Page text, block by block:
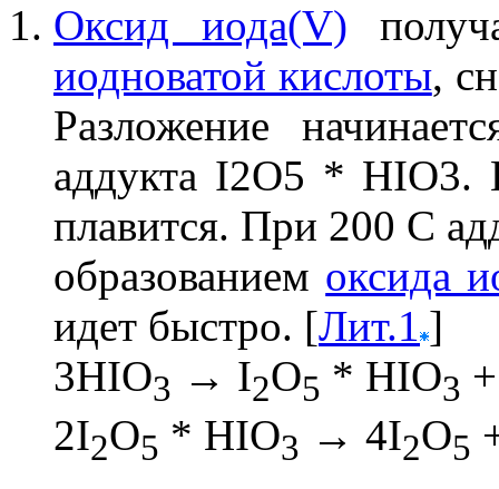
Оксид иода(V)
иодноватой кислоты,
Разложение
аддукта I2O5 *
плавится. При 200 С
образованием оксида
идет быстро. [Лит.1 ]
3HIO3 → I2O5 * HIO3
2I2O5 * HIO3 → 4I2O5